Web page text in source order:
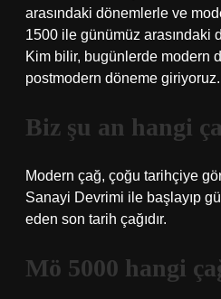
arasındaki dönemlerle ve
1500 ile günümüz arasındaki
Kim bilir, bugünlerde modern
postmodern döneme giriyoruz.
Biz şu an hangi
Modern çağ, çoğu tarihçiye
Sanayi Devrimi ile başlayıp
eden son tarih çağıdır.
Mö 5000 hangi